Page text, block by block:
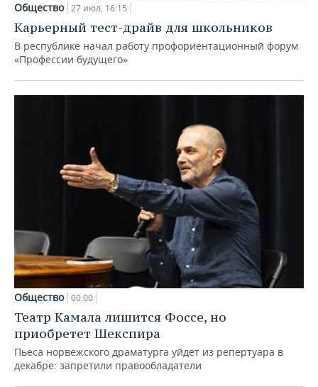
Общество 27 июл, 16:15
Карьерный тест-драйв для школьников
В республике начал работу профориентационный форум
«Профессии будущего»
Общество 00:00
Театр Камала лишится Фоссе, но
приобретет Шекспира
Пьеса норвежского драматурга уйдет из репертуара в
декабре: запретили правообладатели